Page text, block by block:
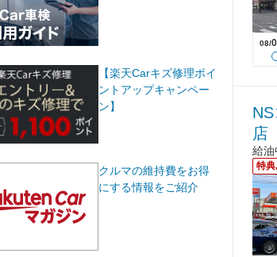
【楽天Carキズ修理ポイ
ントアップキャンペー
ン】
クルマの維持費をお得
にする情報をご紹介
08/
店
給油
特典